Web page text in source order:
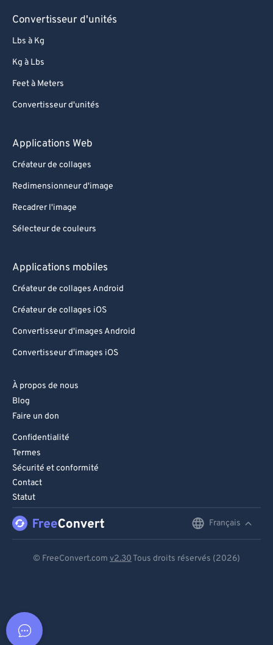
Convertisseur d'unités
Lbs à Kg
Kg à Lbs
Feet à Meters
Convertisseur d'unités
Applications Web
Créateur de collages
Redimensionneur d'image
Recadrer l'image
Sélecteur de couleurs
Applications mobiles
Créateur de collages Android
Créateur de collages iOS
Convertisseur d'images Android
Convertisseur d'images iOS
À propos de nous
Blog
Faire un don
Confidentialité
Termes
Sécurité et conformité
Contact
Statut
Français
© FreeConvert.com v2.30 Tous droits réservés (2026)